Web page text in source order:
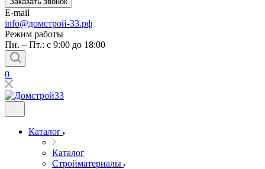
E-mail
info@домстрой-33.рф
Режим работы
Пн. – Пт.: с 9:00 до 18:00
0
Каталог
Каталог
Стройматериалы